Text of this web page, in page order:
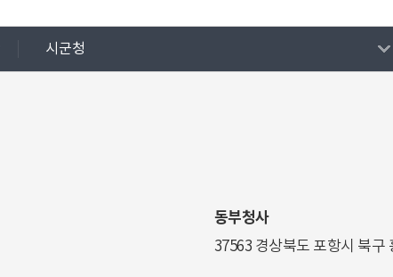
시군청
동부청사
37563 경상북도 포항시 북구